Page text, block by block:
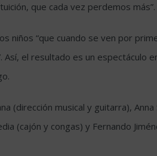
que cada vez perdemos más”.
niños “que cuando se ven por
el resultado es un espectáculo
(dirección musical y guitarra),
(cajón y congas) y Fernando